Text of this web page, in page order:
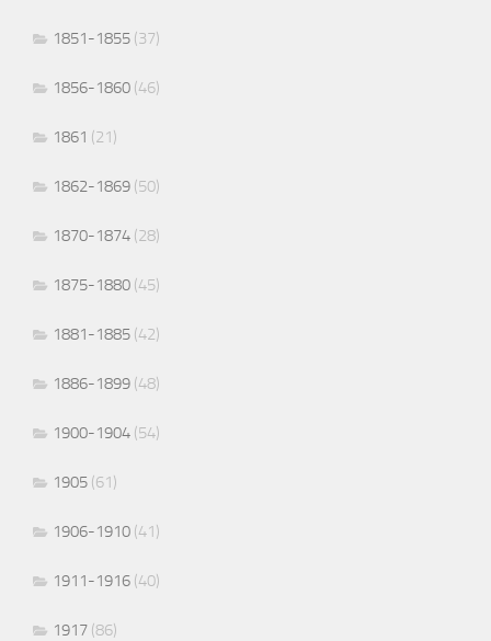
1851-1855 (37)
1856-1860 (46)
1861 (21)
1862-1869 (50)
1870-1874 (28)
1875-1880 (45)
1881-1885 (42)
1886-1899 (48)
1900-1904 (54)
1905 (61)
1906-1910 (41)
1911-1916 (40)
1917 (86)